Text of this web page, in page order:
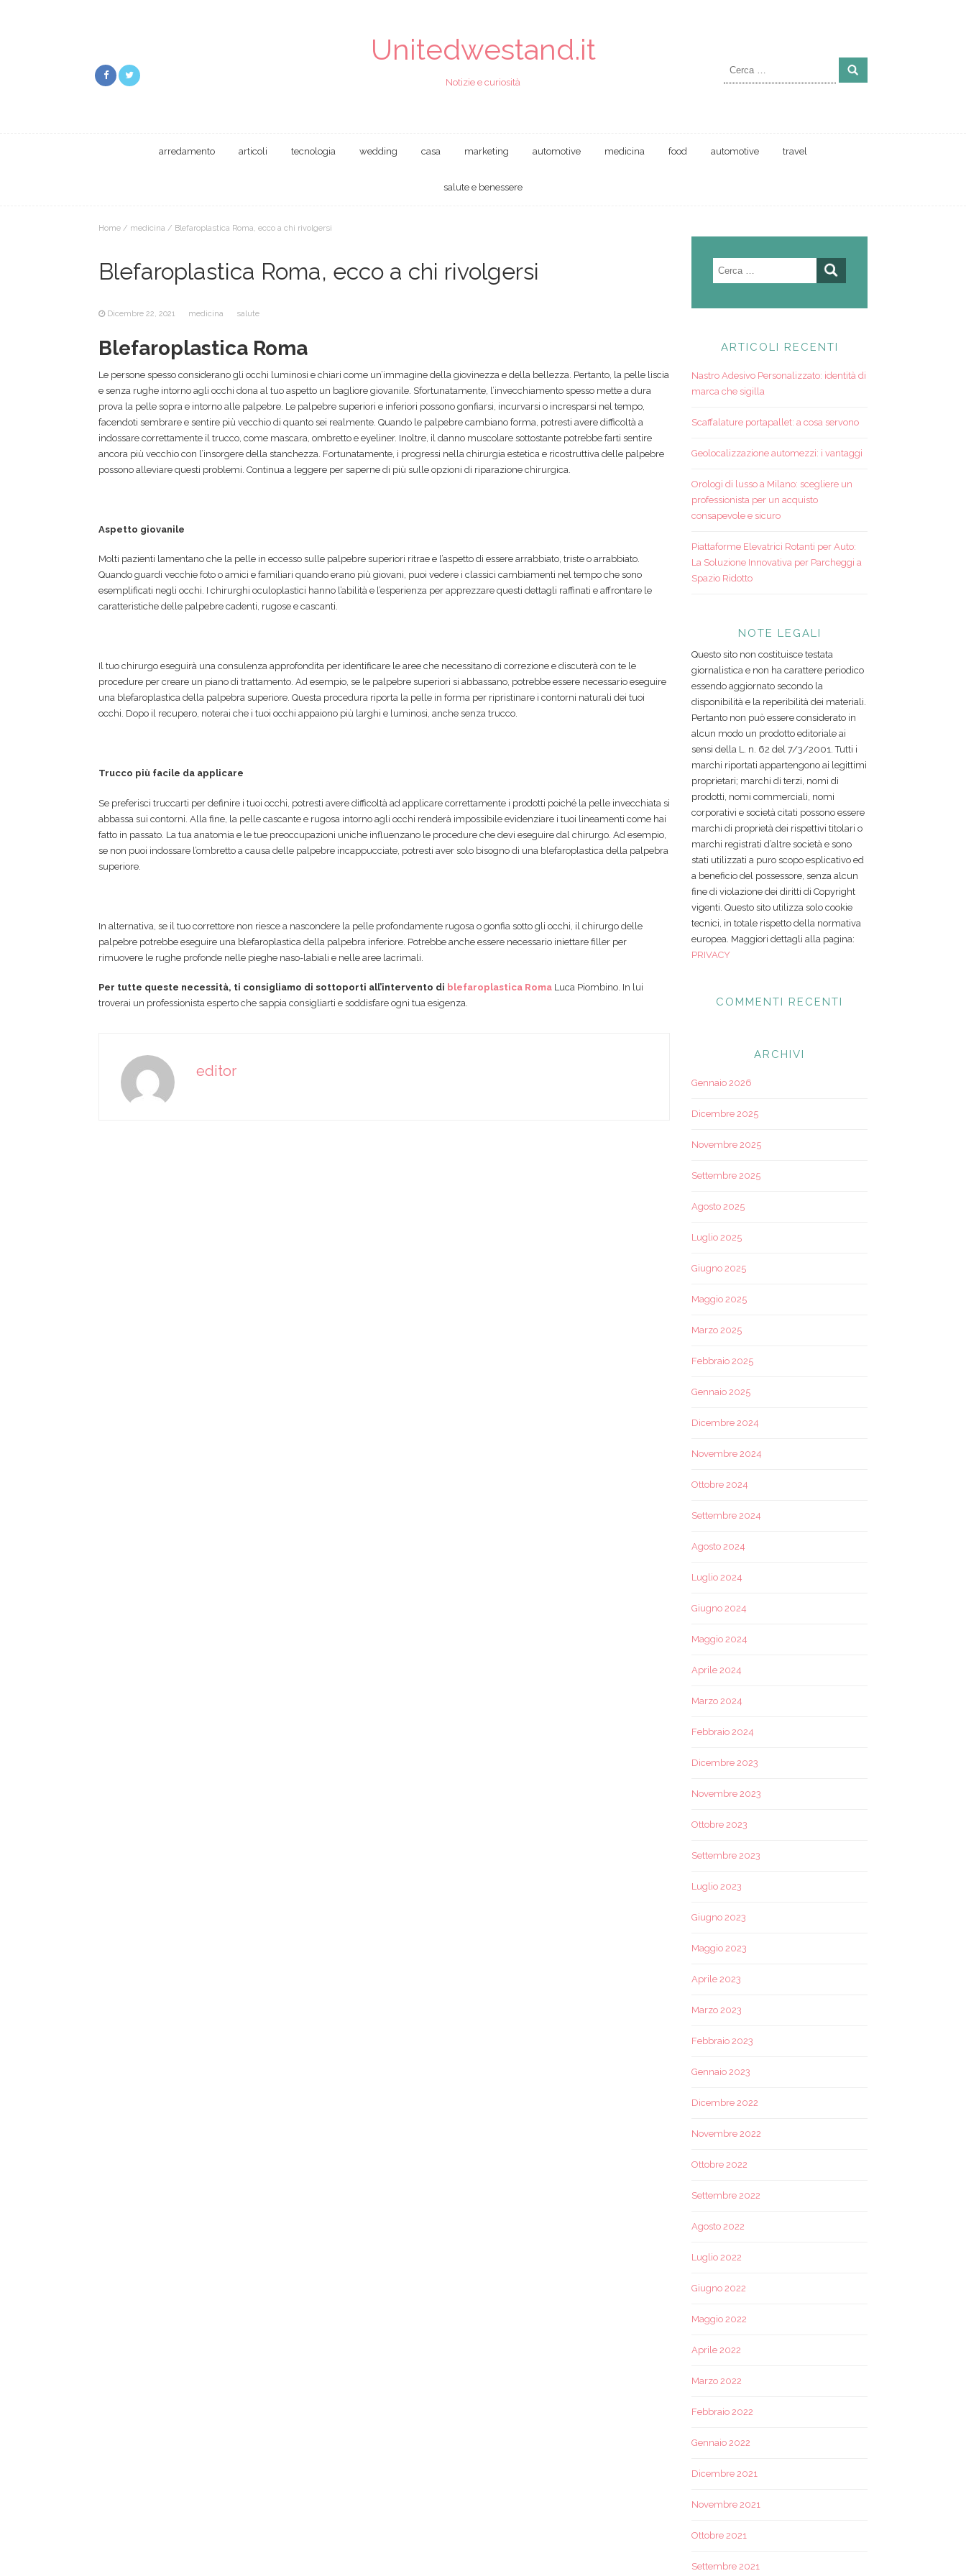
Unitedwestand.it
Notizie e curiosità
Ricerca
per:
arredamento articoli tecnologia wedding casa marketing automotive medicina food automotive travel
salute e benessere
Home / medicina / Blefaroplastica Roma, ecco a chi rivolgersi
Blefaroplastica Roma, ecco a chi rivolgersi
Dicembre 22, 2021 medicina salute
Blefaroplastica Roma
Le persone spesso considerano gli occhi luminosi e chiari come un’immagine della giovinezza e della bellezza. Pertanto, la pelle liscia
e senza rughe intorno agli occhi dona al tuo aspetto un bagliore giovanile. Sfortunatamente, l’invecchiamento spesso mette a dura
prova la pelle sopra e intorno alle palpebre. Le palpebre superiori e inferiori possono gonfiarsi, incurvarsi o incresparsi nel tempo,
facendoti sembrare e sentire più vecchio di quanto sei realmente. Quando le palpebre cambiano forma, potresti avere difficoltà a
indossare correttamente il trucco, come mascara, ombretto e eyeliner. Inoltre, il danno muscolare sottostante potrebbe farti sentire
ancora più vecchio con l’insorgere della stanchezza. Fortunatamente, i progressi nella chirurgia estetica e ricostruttiva delle palpebre
possono alleviare questi problemi. Continua a leggere per saperne di più sulle opzioni di riparazione chirurgica.
Aspetto giovanile
Molti pazienti lamentano che la pelle in eccesso sulle palpebre superiori ritrae e l’aspetto di essere arrabbiato, triste o arrabbiato.
Quando guardi vecchie foto o amici e familiari quando erano più giovani, puoi vedere i classici cambiamenti nel tempo che sono
esemplificati negli occhi. I chirurghi oculoplastici hanno l’abilità e l’esperienza per apprezzare questi dettagli raffinati e affrontare le
caratteristiche delle palpebre cadenti, rugose e cascanti.
Il tuo chirurgo eseguirà una consulenza approfondita per identificare le aree che necessitano di correzione e discuterà con te le
procedure per creare un piano di trattamento. Ad esempio, se le palpebre superiori si abbassano, potrebbe essere necessario eseguire
una blefaroplastica della palpebra superiore. Questa procedura riporta la pelle in forma per ripristinare i contorni naturali dei tuoi
occhi. Dopo il recupero, noterai che i tuoi occhi appaiono più larghi e luminosi, anche senza trucco.
Trucco più facile da applicare
Se preferisci truccarti per definire i tuoi occhi, potresti avere difficoltà ad applicare correttamente i prodotti poiché la pelle invecchiata si
abbassa sui contorni. Alla fine, la pelle cascante e rugosa intorno agli occhi renderà impossibile evidenziare i tuoi lineamenti come hai
fatto in passato. La tua anatomia e le tue preoccupazioni uniche influenzano le procedure che devi eseguire dal chirurgo. Ad esempio,
se non puoi indossare l’ombretto a causa delle palpebre incappucciate, potresti aver solo bisogno di una blefaroplastica della palpebra
superiore.
In alternativa, se il tuo correttore non riesce a nascondere la pelle profondamente rugosa o gonfia sotto gli occhi, il chirurgo delle
palpebre potrebbe eseguire una blefaroplastica della palpebra inferiore. Potrebbe anche essere necessario iniettare filler per
rimuovere le rughe profonde nelle pieghe naso-labiali e nelle aree lacrimali.
Per tutte queste necessità, ti consigliamo di sottoporti all’intervento di blefaroplastica Roma Luca Piombino. In lui
troverai un professionista esperto che sappia consigliarti e soddisfare ogni tua esigenza.
editor
Ricerca
ARTICOLI RECENTI
Nastro Adesivo Personalizzato: identità di
marca che sigilla
Scaffalature portapallet: a cosa servono
Geolocalizzazione automezzi: i vantaggi
Orologi di lusso a Milano: scegliere un
professionista per un acquisto
consapevole e sicuro
Piattaforme Elevatrici Rotanti per Auto:
La Soluzione Innovativa per Parcheggi a
Spazio Ridotto
NOTE LEGALI
Questo sito non costituisce testata
giornalistica e non ha carattere periodico
essendo aggiornato secondo la
disponibilità e la reperibilità dei materiali.
Pertanto non può essere considerato in
alcun modo un prodotto editoriale ai
sensi della L. n. 62 del 7/3/2001. Tutti i
marchi riportati appartengono ai legittimi
proprietari; marchi di terzi, nomi di
prodotti, nomi commerciali, nomi
corporativi e società citati possono essere
marchi di proprietà dei rispettivi titolari o
marchi registrati d’altre società e sono
stati utilizzati a puro scopo esplicativo ed
a beneficio del possessore, senza alcun
fine di violazione dei diritti di Copyright
vigenti. Questo sito utilizza solo cookie
tecnici, in totale rispetto della normativa
europea. Maggiori dettagli alla pagina:
PRIVACY
COMMENTI RECENTI
ARCHIVI
Gennaio 2026
Dicembre 2025
Novembre 2025
Settembre 2025
Agosto 2025
Luglio 2025
Giugno 2025
Maggio 2025
Marzo 2025
Febbraio 2025
Gennaio 2025
Dicembre 2024
Novembre 2024
Ottobre 2024
Settembre 2024
Agosto 2024
Luglio 2024
Giugno 2024
Maggio 2024
Aprile 2024
Marzo 2024
Febbraio 2024
Dicembre 2023
Novembre 2023
Ottobre 2023
Settembre 2023
Luglio 2023
Giugno 2023
Maggio 2023
Aprile 2023
Marzo 2023
Febbraio 2023
Gennaio 2023
Dicembre 2022
Novembre 2022
Ottobre 2022
Settembre 2022
Agosto 2022
Luglio 2022
Giugno 2022
Maggio 2022
Aprile 2022
Marzo 2022
Febbraio 2022
Gennaio 2022
Dicembre 2021
Novembre 2021
Ottobre 2021
Settembre 2021